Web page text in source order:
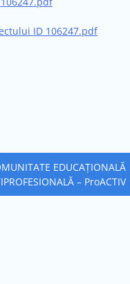
ID 106247.pdf
EDUCAȚIONALĂ
– ProACTIV